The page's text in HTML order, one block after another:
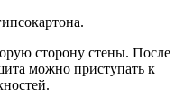
сторону стены. После
можно приступать к